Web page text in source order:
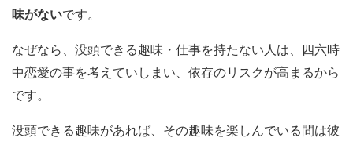
味がないです。
なぜなら、没頭できる趣味・仕事を持たない人は、四六時
中恋愛の事を考えていしまい、依存のリスクが高まるから
です。
没頭できる趣味があれば、その趣味を楽しんでいる間は彼